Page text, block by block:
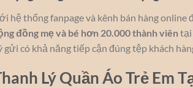
hệ thống fanpage và kênh bán hàng online
đồng mẹ và bé hơn 20.000 thành viêntại
gửi có khả năng tiếp cận đúng tệp khách
Lý Quần Áo Trẻ Em